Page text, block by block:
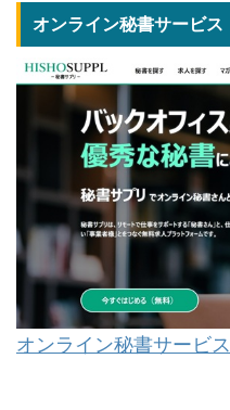
オンライン秘書サービス
オンライン秘書サービ